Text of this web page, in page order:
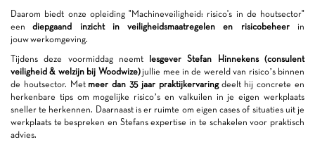
Daarom biedt onze opleiding "Machineveiligheid: risico's in de houtsector"
eendiepgaand inzicht in veiligheidsmaatregelen en risicobeheerin
jouw werkomgeving.
Tijdens deze voormiddag neemt
lesgever Stefan Hinnekens (consulent
veiligheid & welzijn bij Woodwize)jullie mee in de wereld van risico’s binnen
de houtsector. Met meer dan 35 jaar praktijkervaringdeelt hij concrete en
herkenbare tips om mogelijke risico’s en valkuilen in je eigen werkplaats
sneller te herkennen. Daarnaast is er ruimte om eigen cases of situaties uit je
werkplaats te bespreken en Stefans expertise in te schakelen voor praktisch
advies.